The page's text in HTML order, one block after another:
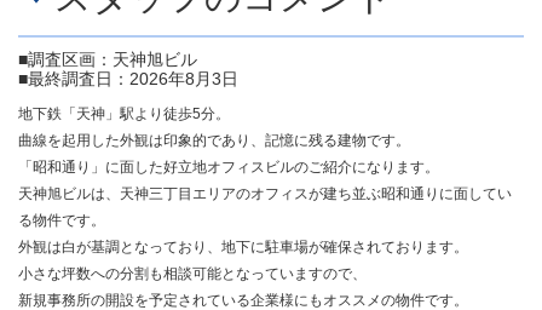
■調査区画：天神旭ビル
■最終調査日：2026年8月3日
地下鉄「天神」駅より徒歩5分。
曲線を起用した外観は印象的であり、記憶に残る建物です。
「昭和通り」に面した好立地オフィスビルのご紹介になります。
天神旭ビルは、天神三丁目エリアのオフィスが建ち並ぶ昭和通りに面してい
る物件です。
外観は白が基調となっており、地下に駐車場が確保されております。
小さな坪数への分割も相談可能となっていますので、
新規事務所の開設を予定されている企業様にもオススメの物件です。